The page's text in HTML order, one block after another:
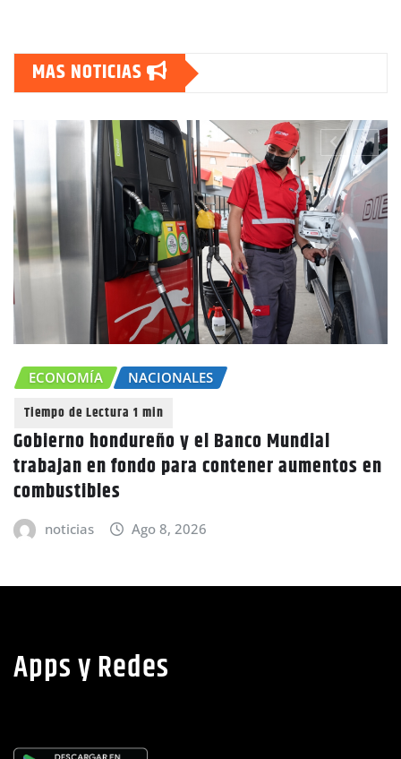
MAS NOTICIAS
ECONOMÍA NACIONALES
Gobierno hondureño y el Banco Mundial
trabajan en fondo para contener aumentos en
combustibles
noticias Ago 8, 2026
Apps y Redes